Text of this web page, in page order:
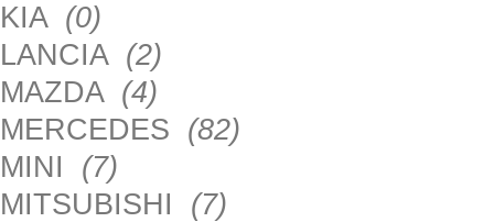
KIA (0)
LANCIA (2)
MAZDA (4)
MERCEDES (82)
MINI (7)
MITSUBISHI (7)